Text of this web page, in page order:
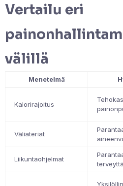
Vertailu eri
välillä
Menetelmä
Kalorirajoitus
Tehokas
Väliateriat
Liikuntaohjelmat
terveyttä